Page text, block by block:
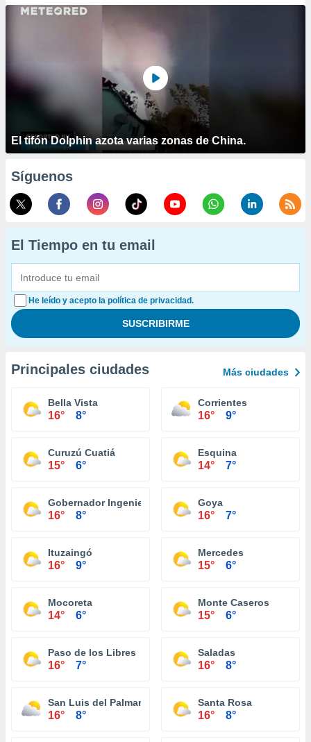
El tifón Dolphin azota varias zonas de China.
Síguenos
El Tiempo en tu email
He leído y acepto la política de privacidad.
Principales ciudades Más ciudades
Bella Vista
16° 8°
Corrientes
16° 9°
Curuzú Cuatiá
15° 6°
Esquina
14° 7°
Gobernador Ingeniero Valentin Virasoro
16° 8°
Goya
16° 7°
Ituzaingó
16° 9°
Mercedes
15° 6°
Mocoreta
14° 6°
Monte Caseros
15° 6°
Paso de los Libres
16° 7°
Saladas
16° 8°
San Luis del Palmar
16° 8°
Santa Rosa
16° 8°